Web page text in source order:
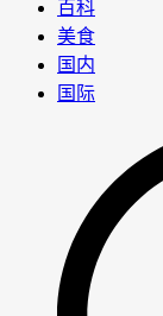
百科
美食
国内
国际